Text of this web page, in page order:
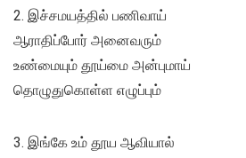
2. இச்சமயத்தில் பணிவாய்
ஆராதிப்போர் அனைவரும்
உண்மையும் தூய்மை அன்புமாய்
தொழுதுகொள்ள எழுப்பும்
3. இங்கே உம் தூய ஆவியால்